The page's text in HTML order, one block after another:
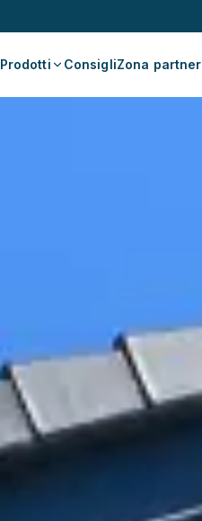
Prodotti ConsigliZona partner